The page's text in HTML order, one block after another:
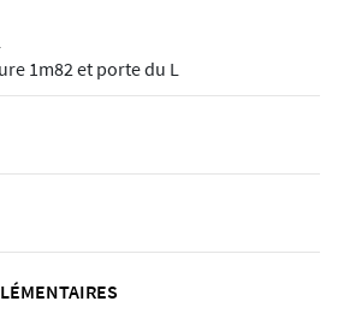
1m82 et porte du L